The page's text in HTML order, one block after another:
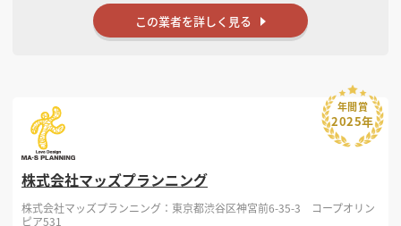
この業者を詳しく見る
株式会社マッズプランニング
株式会社マッズプランニング：東京都渋谷区神宮前6-35-3 コープオリン
ピア531
年間賞
2025年